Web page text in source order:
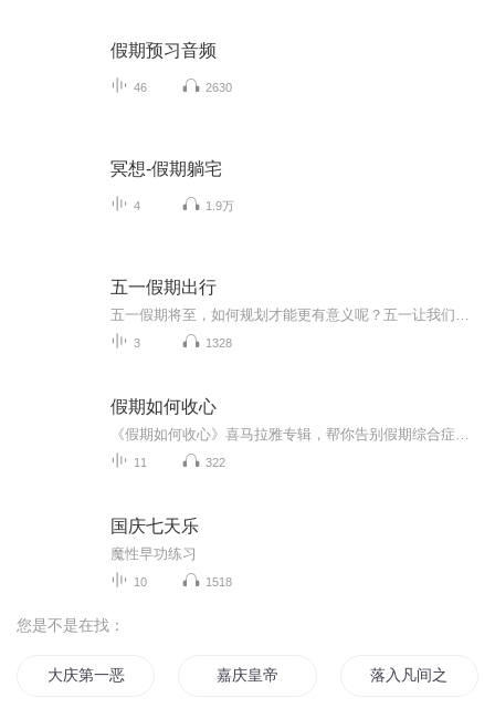
假期预习音频
46 2630
冥想-假期躺宅
4 1.9万
五一假期出行
3 1328
假期如何收心
11 322
国庆七天乐
魔性早功练习
10 1518
您是不是在找：
大庆第一恶 嘉庆皇帝 落入凡间之女神